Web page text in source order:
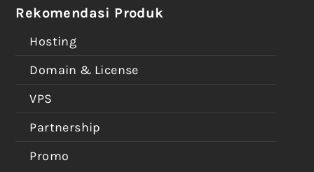
Rekomendasi Produk
Hosting
Domain & License
VPS
Partnership
Promo